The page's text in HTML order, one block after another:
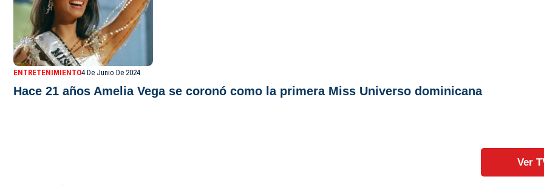
ENTRETENIMIENTO4 De Junio De 2024
Hace 21 años Amelia Vega se coronó como la primera Miss Universo dominicana
Ver